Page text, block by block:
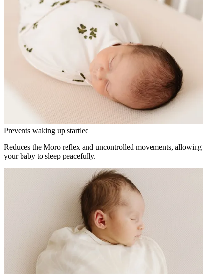
Prevents waking up startled
Reduces the Moro reflex and uncontrolled movements, allowing
your baby to sleep peacefully.